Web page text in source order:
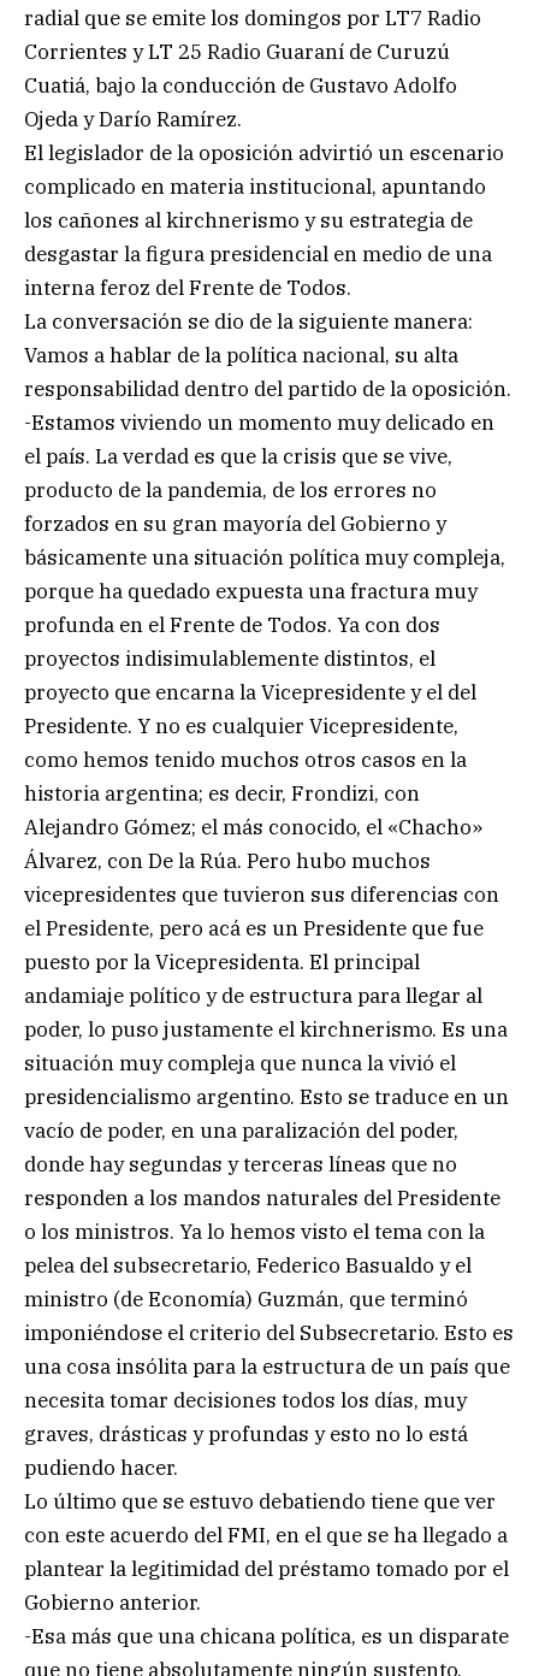
radial que se emite los domingos por LT7 Radio
Corrientes y LT 25 Radio Guaraní de Curuzú
Cuatiá, bajo la conducción de Gustavo Adolfo
Ojeda y Darío Ramírez.
El legislador de la oposición advirtió un escenario
complicado en materia institucional, apuntando
los cañones al kirchnerismo y su estrategia de
desgastar la figura presidencial en medio de una
interna feroz del Frente de Todos.
La conversación se dio de la siguiente manera:
Vamos a hablar de la política nacional, su alta
responsabilidad dentro del partido de la oposición.
-Estamos viviendo un momento muy delicado en
el país. La verdad es que la crisis que se vive,
producto de la pandemia, de los errores no
forzados en su gran mayoría del Gobierno y
básicamente una situación política muy compleja,
porque ha quedado expuesta una fractura muy
profunda en el Frente de Todos. Ya con dos
proyectos indisimulablemente distintos, el
proyecto que encarna la Vicepresidente y el del
Presidente. Y no es cualquier Vicepresidente,
como hemos tenido muchos otros casos en la
historia argentina; es decir, Frondizi, con
Alejandro Gómez; el más conocido, el «Chacho»
Álvarez, con De la Rúa. Pero hubo muchos
vicepresidentes que tuvieron sus diferencias con
el Presidente, pero acá es un Presidente que fue
puesto por la Vicepresidenta. El principal
andamiaje político y de estructura para llegar al
poder, lo puso justamente el kirchnerismo. Es una
situación muy compleja que nunca la vivió el
presidencialismo argentino. Esto se traduce en un
vacío de poder, en una paralización del poder,
donde hay segundas y terceras líneas que no
responden a los mandos naturales del Presidente
o los ministros. Ya lo hemos visto el tema con la
pelea del subsecretario, Federico Basualdo y el
ministro (de Economía) Guzmán, que terminó
imponiéndose el criterio del Subsecretario. Esto es
una cosa insólita para la estructura de un país que
necesita tomar decisiones todos los días, muy
graves, drásticas y profundas y esto no lo está
pudiendo hacer.
Lo último que se estuvo debatiendo tiene que ver
con este acuerdo del FMI, en el que se ha llegado a
plantear la legitimidad del préstamo tomado por el
Gobierno anterior.
-Esa más que una chicana política, es un disparate
que no tiene absolutamente ningún sustento.